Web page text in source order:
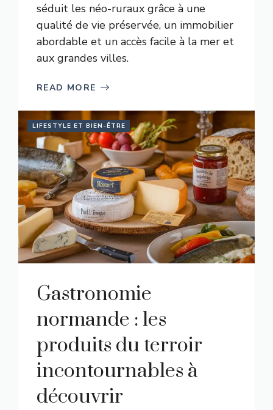
séduit les néo-ruraux grâce à une
qualité de vie préservée, un immobilier
abordable et un accès facile à la mer et
aux grandes villes.
READ MORE
LIFESTYLE ET BIEN-ÊTRE
Gastronomie
normande : les
produits du terroir
incontournables à
découvrir